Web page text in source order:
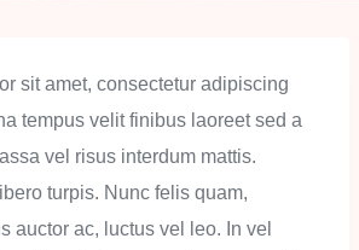
sit amet, consectetur adipiscing
tempus velit finibus laoreet sed a
vel risus interdum mattis.
turpis. Nunc felis quam,
auctor ac, luctus vel leo. In vel